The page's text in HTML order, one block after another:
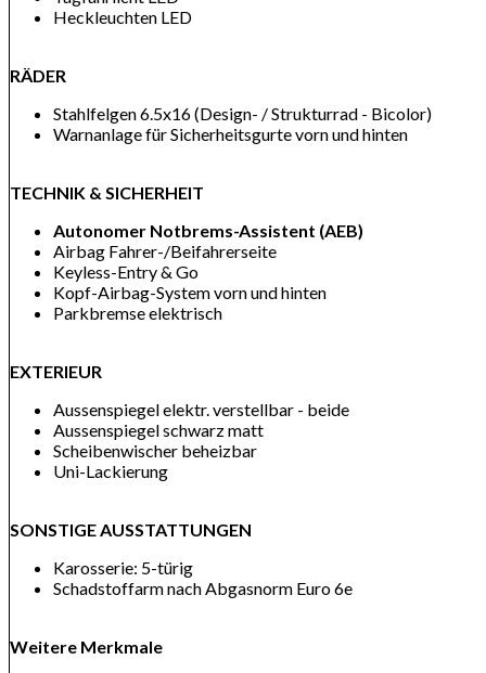
Heckleuchten LED
RÄDER
Stahlfelgen 6.5x16 (Design- / Strukturrad - Bicolor)
Warnanlage für Sicherheitsgurte vorn und hinten
TECHNIK & SICHERHEIT
Autonomer Notbrems-Assistent (AEB)
Airbag Fahrer-/Beifahrerseite
Keyless-Entry & Go
Kopf-Airbag-System vorn und hinten
Parkbremse elektrisch
EXTERIEUR
Aussenspiegel elektr. verstellbar - beide
Aussenspiegel schwarz matt
Scheibenwischer beheizbar
Uni-Lackierung
SONSTIGE AUSSTATTUNGEN
Karosserie: 5-türig
Schadstoffarm nach Abgasnorm Euro 6e
Weitere Merkmale